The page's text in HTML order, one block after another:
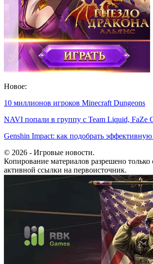
Новое:
10 миллионов игроков Minecraft Dungeons
NAVI попали в группу с Team Liquid,
Genshin Impact: как подобрать
© 2026 - Игровые новости.
Копирование материалов разрешено только
активной ссылки на первоисточник.